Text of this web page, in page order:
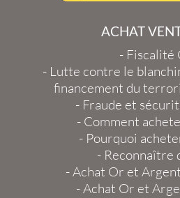
ACHAT
- Fiscalité
- Lutte contre le
financement du
- Fraude et
- Comment
- Pourquoi
- Reconnaître
-Achat Or et
-Achat Or et